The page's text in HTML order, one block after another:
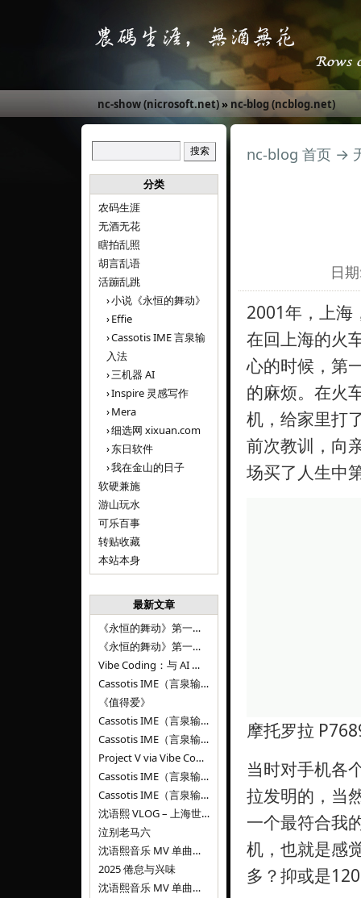
nc-show (nicrosoft.net)» nc-blog (ncblog.net)
分类
农码生涯
无酒无花
瞎拍乱照
胡言乱语
活蹦乱跳
小说《永恒的舞动》
Effie
Cassotis IME 言泉输
入法
三机器 AI
Inspire 灵感写作
Mera
细选网 xixuan.com
东日软件
我在金山的日子
软硬兼施
游山玩水
可乐百事
转贴收藏
本站本身
最新文章
《永恒的舞动》第一百二十八章
《永恒的舞动》第一百二十七章
Vibe Coding：与 AI 并肩进步——言泉输入法 v0.4.1
Cassotis IME（言泉输入法）v0.3.1
《值得爱》
Cassotis IME（言泉输入法）v0.2.0
Cassotis IME（言泉输入法）v0.1.0
Project V via Vibe Coding
Cassotis IME（言泉输入法）阶段二
Cassotis IME（言泉输入法）
沈语熙 VLOG – 上海世博文化公园双子山
泣别老马六
沈语熙音乐 MV 单曲第三弹：代码与白T恤
2025 倦怠与兴味
沈语熙音乐 MV 单曲第二弹：优雅时间
nc-blog 首页 →
日
2001年，上海
在回上海的火
心的时候，第
的麻烦。在火
机，给家里打
前次教训，向
场买了人生中
摩托罗拉
当时对手机各
拉发明的，当
一个最符合我
机，也就是感
多？抑或是